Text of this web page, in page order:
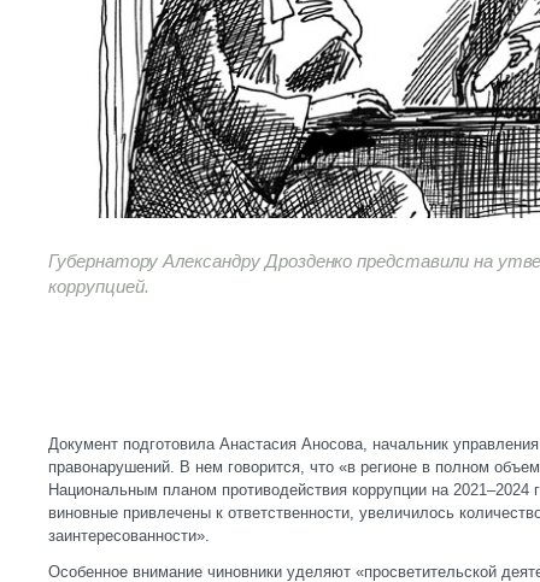
Губернатору Александру Дрозденко представили на
коррупцией.
Документ подготовила Анастасия Аносова, начальник
правонарушений. В нем говорится, что «в регионе в полном
Национальным планом противодействия коррупции на
виновные привлечены к ответственности, увеличилось
заинтересованности».
Особенное внимание чиновники уделяют «просветительской